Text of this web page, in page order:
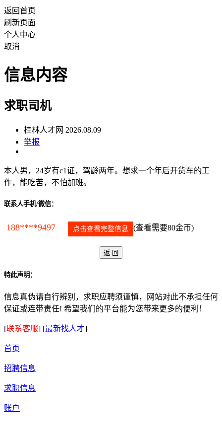
返回首页
刷新页面
个人中心
取消
信息内容
求职司机
桂林人才网 2026.08.09
举报
本人男，24岁有c1证，驾龄两年。想求一个年后开货车的工
作，能吃苦，不怕加班。
联系人手机/微信：
188****9497 点击查看完整信息 (查看需要80金币)
特此声明：
信息真伪请自行辨别，求职应聘须谨慎，网站对此不承担任何
保证或连带责任! 希望我们的平台能为您带来更多的便利！
[联系客服] [最新找人才]
首页
招聘信息
求职信息
账户